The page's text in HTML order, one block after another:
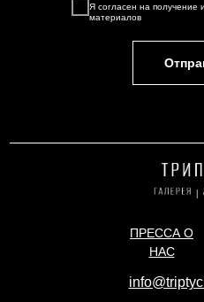
Я согласен на получение
материалов
ПРЕССА О
НАС